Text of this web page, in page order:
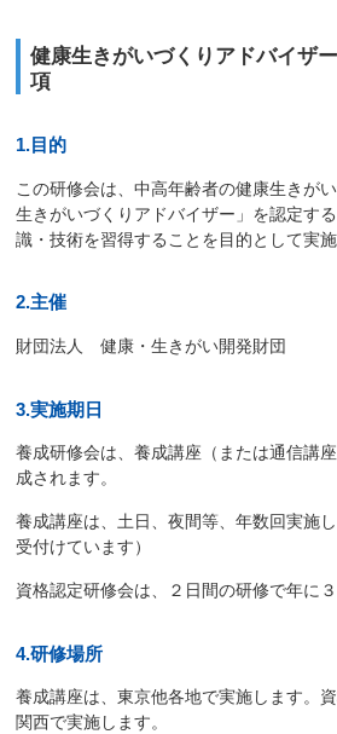
健康生きがいづくりアドバイザ
項
1.目的
この研修会は、中高年齢者の健康生きが
生きがいづくりアドバイザー」を認定す
識・技術を習得することを目的として実施
2.主催
財団法人 健康・生きがい開発財団
3.実施期日
養成研修会は、養成講座（または通信講
成されます。
養成講座は、土日、夜間等、年数回実施
受付けています）
資格認定研修会は、２日間の研修で年に
4.研修場所
養成講座は、東京他各地で実施します。
関西で実施します。